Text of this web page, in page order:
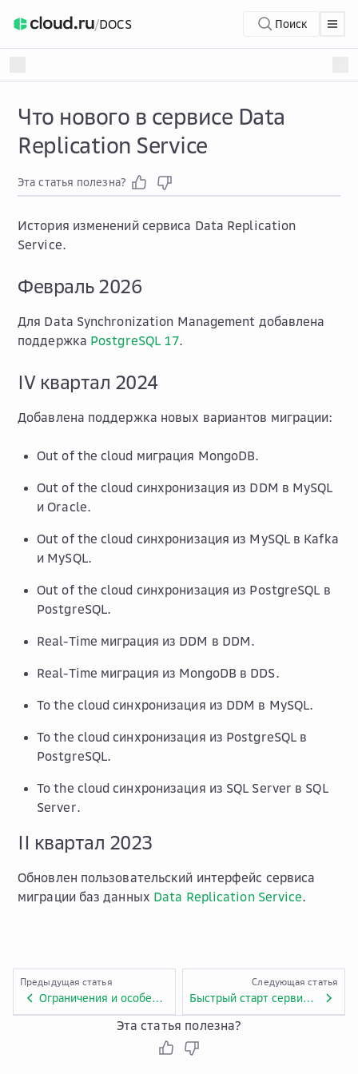
/DOCS Поиск
Что нового в сервисе Data
Replication Service
Эта статья полезна?
История изменений сервиса Data Replication
Service.
Февраль 2026
Для Data Synchronization Management добавлена
поддержка PostgreSQL 17.
IV квартал 2024
Добавлена поддержка новых вариантов миграции:
Out of the cloud миграция MongoDB.
Out of the cloud синхронизация из DDM в MySQL
и Oracle.
Out of the cloud синхронизация из MySQL в Kafka
и MySQL.
Out of the cloud синхронизация из PostgreSQL в
PostgreSQL.
Real-Time миграция из DDM в DDM.
Real-Time миграция из MongoDB в DDS.
To the cloud синхронизация из DDM в MySQL.
To the cloud синхронизация из PostgreSQL в
PostgreSQL.
To the cloud синхронизация из SQL Server в SQL
Server.
II квартал 2023
Обновлен пользовательский интерфейс сервиса
миграции баз данных Data Replication Service.
Предыдущая статья
Ограничения и особенности сервиса Data Replication Service
Следующая статья
Быстрый старт сервиса Data Replication Service
Эта статья полезна?